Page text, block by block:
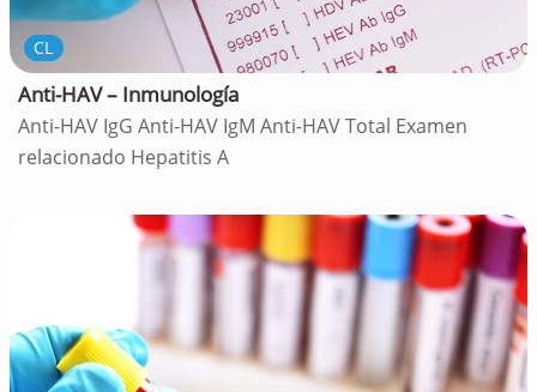
CL
Anti-HAV – Inmunología
Anti-HAV IgG Anti-HAV IgM Anti-HAV Total Examen
relacionado Hepatitis A